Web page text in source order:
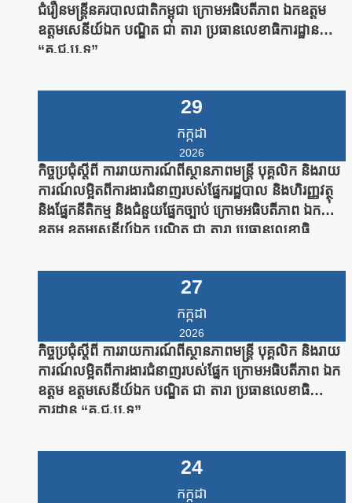
ជំរឿនមន្រ្តីនគរបាលជាតិកម្ពុជា ក្រោមអធិបតីភាព ឯកឧត្តម
ឧត្តមសេនីយ៍ឯក បណ្ឌិត ជា តារា ប្រធានលេខាធិការដ្ឋាន
“គ.ជ.ប.ទ”
29
កក្កដា
2026
កិច្ចប្រជុំស្តីពី ការរាយការណ៍ពីស្ថានភាពមន្រ្តី បុគ្គលិក និងរាយ
ការណ៍លម្អិតពីការងារជំនាញរបស់ផ្នែករដ្ឋបាល និងហិរញ្ញវត្ថុ
និងផ្នែកនីតិកម្ម និងជំនួយផ្នែកច្បាប់ ក្រោមអធិបតីភាព ឯក
ឧត្តម ឧត្តមសេនីយ៍ឯក បណ្ឌិត ជា តារា ប្រធានលេខាធិ
27
កក្កដា
2026
កិច្ចប្រជុំស្តីពី ការរាយការណ៍ពីស្ថានភាពមន្រ្តី បុគ្គលិក និងរាយ
ការណ៍លម្អិតពីការងារជំនាញរបស់ផ្នែក ក្រោមអធិបតីភាព ឯក
ឧត្តម ឧត្តមសេនីយ៍ឯក បណ្ឌិត ជា តារា ប្រធានលេខាធិ
ការដ្ឋាន “គ.ជ.ប.ទ”
24
កក្កដា